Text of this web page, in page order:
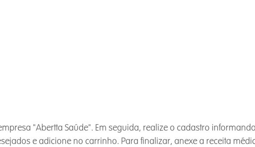
"Abertta Saúde". Em seguida, realize o cadastro
e adicione no carrinho. Para finalizar, anexe a receita